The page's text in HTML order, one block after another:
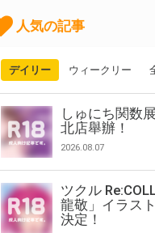
人気の記事
デイリー ウィークリー
しゅにち関数
北店舉辦！
2026.08.07
ツクル
龍敬」イラス
決定！